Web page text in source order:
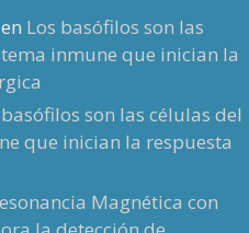
en Los basófilos son las
inmune que inician la
son las células del
que inician la respuesta
Magnética con